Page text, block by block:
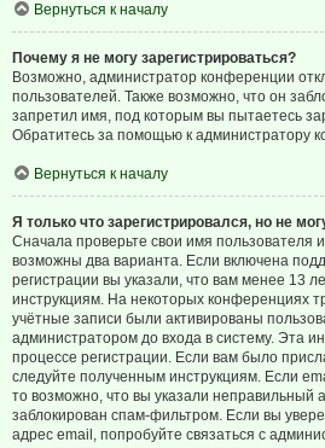
Вернуться к началу
Почему я не могу зарегистрироваться?
Возможно, администратор конференции
пользователей. Также возможно, что он
запретил имя, под которым вы пытаетесь
Обратитесь за помощью к администратору
Вернуться к началу
Я только что зарегистрировался, но не
Сначала проверьте свои имя пользователя
возможны два варианта. Если включена
регистрации вы указали, что вам менее 13
инструкциям. На некоторых конференциях
учётные записи были активированы
администратором до входа в систему. Эта
процессе регистрации. Если вам было
следуйте полученным инструкциям. Если
то возможно, что вы указали неправильный
заблокирован спам-фильтром. Если вы
адрес email, попробуйте связаться с